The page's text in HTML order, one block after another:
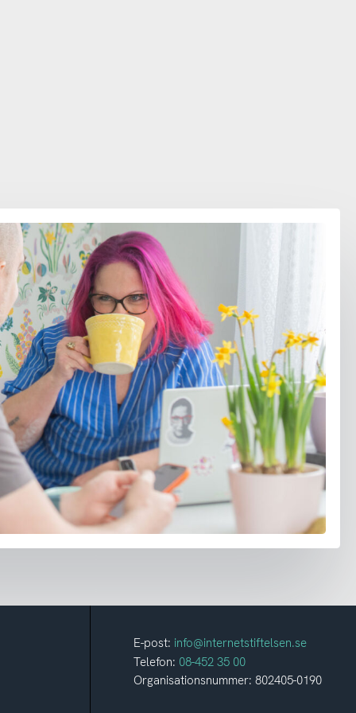
E-post: info@internetstiftelsen.se
Telefon: 08-452 35 00
Organisationsnummer: 802405-0190